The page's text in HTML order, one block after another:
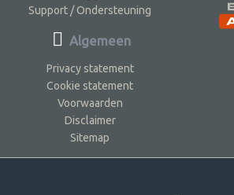
Support / Ondersteuning
Algemeen
Privacy statement
Cookie statement
Voorwaarden
Disclaimer
Sitemap